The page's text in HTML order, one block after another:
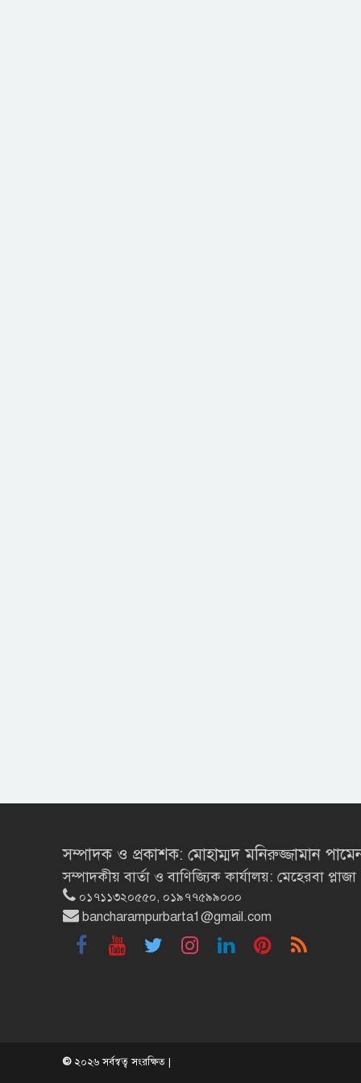
সম্পাদক ও প্রকাশক: মোহাম্মদ মনিরুজ্জামান
সম্পাদকীয় বার্তা ও বাণিজ্যিক কার্যালয়: মেহেরবা
০১৭১১৩২০৫৫০, ০১৯৭৭৫৯৯০০০
bancharampurbarta1@gmail.com
© ২০২৬ সর্বস্বত্ব সংরক্ষিত |